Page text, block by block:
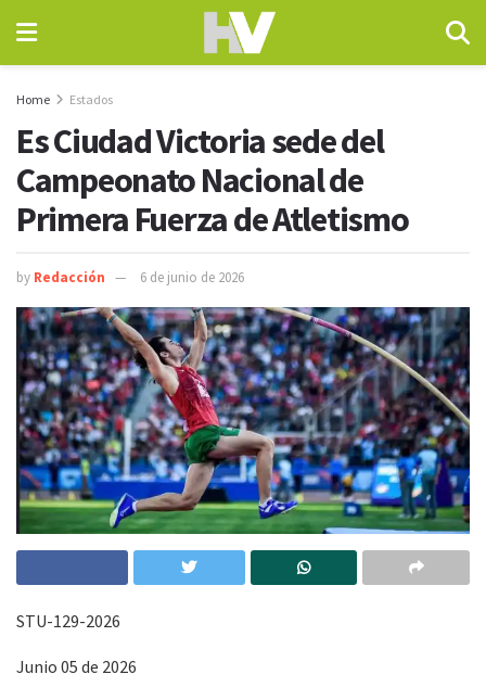
Home Estados
Es Ciudad Victoria sede del
Campeonato Nacional de
Primera Fuerza de Atletismo
by Redacción 6 de junio de 2026
STU-129-2026
Junio 05 de 2026